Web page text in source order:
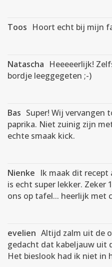
Toos Hoort echt bij mijn
Natascha Heeeeerlijk!
bordje leeggegeten ;-)
Bas Super! Wij vervangen
paprika. Niet zuinig zijn
echte smaak kick.
Nienke Ik maak dit recept
is echt super lekker. Zeker
ons op tafel... heerlijk met
evelien Altijd zalm uit de
gedacht dat kabeljauw uit
Het bieslook had ik niet in